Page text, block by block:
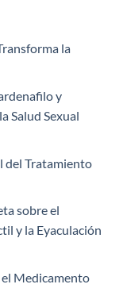
la
y
Salud Sexual
del Tratamiento
sobre el
y la Eyaculación
Medicamento